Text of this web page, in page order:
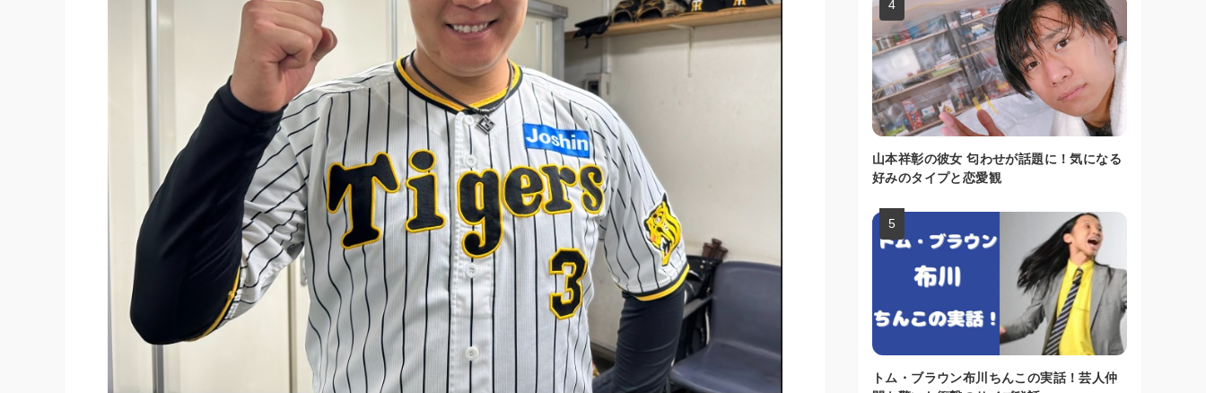
山本祥彰の彼女 匂わせが話題に！気になる
好みのタイプと恋愛観
トム・ブラウン布川ちんこの実話！芸人仲